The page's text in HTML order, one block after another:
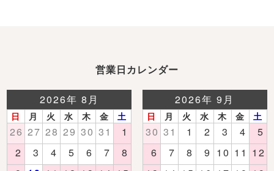
営業日カレンダー